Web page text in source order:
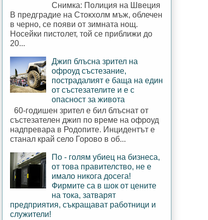
Снимка: Полиция на Швеция
В предградие на Стокхолм мъж, облечен
в черно, се появи от зимната нощ.
Носейки пистолет, той се приближи до
20...
Джип блъсна зрител на
офроуд състезание,
пострадалият е баща на един
от състезателите и е с
опасност за живота
60-годишен зрител е бил блъснат от
състезателен джип по време на офроуд
надпревара в Родопите. Инцидентът е
станал край село Горово в об...
По - голям убиец на бизнеса,
от това правителство, не е
имало никога досега!
Фирмите са в шок от цените
на тока, затварят
предприятия, съкращават работници и
служители!